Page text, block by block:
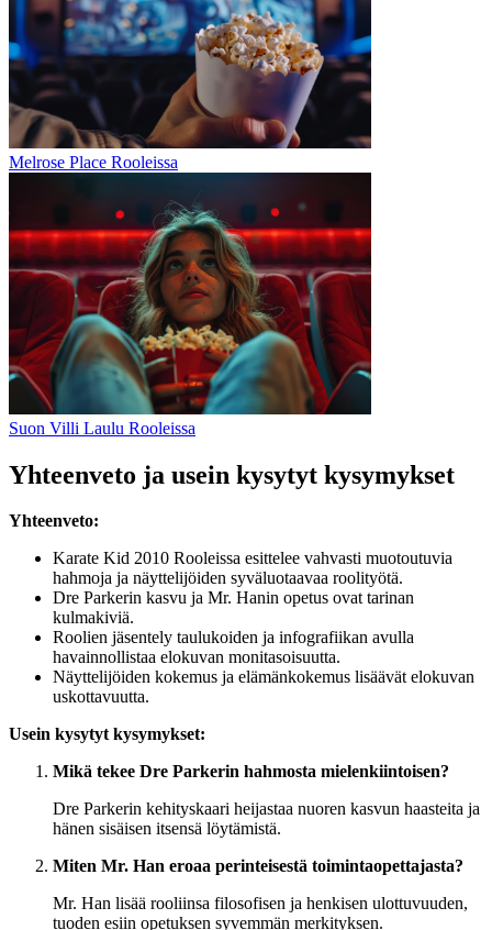
Melrose Place Rooleissa
Suon Villi Laulu Rooleissa
Yhteenveto ja usein kysytyt kysymykset
Yhteenveto:
Karate Kid 2010 Rooleissa esittelee vahvasti muotoutuvia
hahmoja ja näyttelijöiden syväluotaavaa roolityötä.
Dre Parkerin kasvu ja Mr. Hanin opetus ovat tarinan
kulmakiviä.
Roolien jäsentely taulukoiden ja infografiikan avulla
havainnollistaa elokuvan monitasoisuutta.
Näyttelijöiden kokemus ja elämänkokemus lisäävät elokuvan
uskottavuutta.
Usein kysytyt kysymykset:
Mikä tekee Dre Parkerin hahmosta mielenkiintoisen?
Dre Parkerin kehityskaari heijastaa nuoren kasvun haasteita ja
hänen sisäisen itsensä löytämistä.
Miten Mr. Han eroaa perinteisestä toimintaopettajasta?
Mr. Han lisää rooliinsa filosofisen ja henkisen ulottuvuuden,
tuoden esiin opetuksen syvemmän merkityksen.